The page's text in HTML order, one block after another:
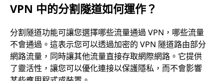
VPN 中的分割隧道如何運作？
分割隧道功能可讓您選擇哪些流量通過 VPN，哪些流量
不會通過。這表示您可以透過加密的 VPN 隧道路由部分
網路流量，同時讓其他流量直接存取網際網路。它提供
了靈活性，讓您可以優化連接以保護隱私，而不會影響